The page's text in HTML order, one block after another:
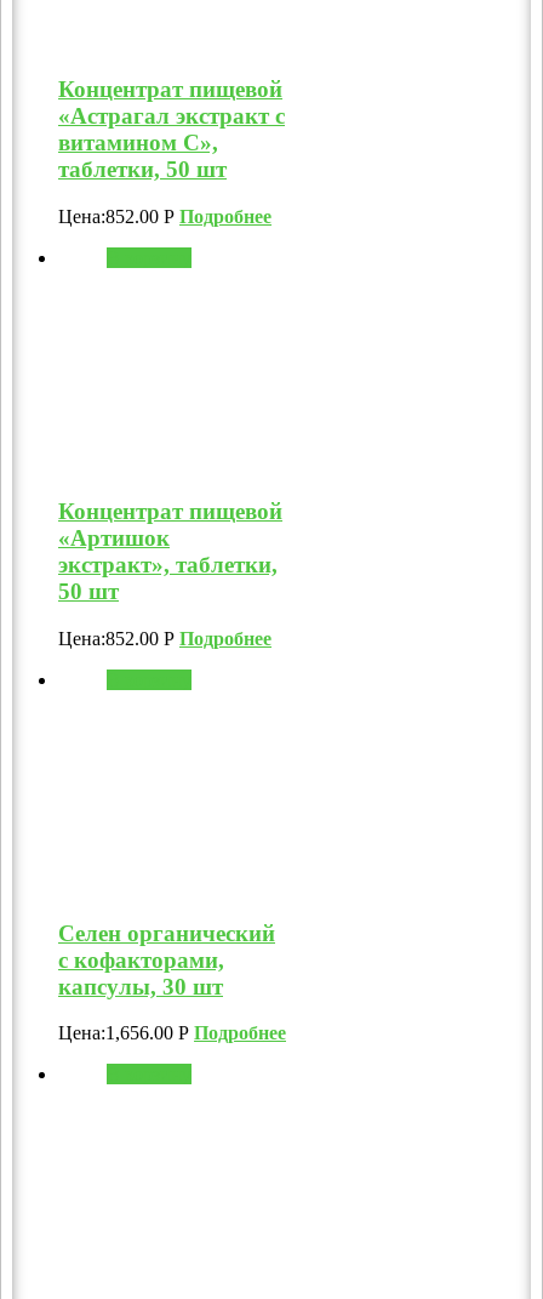
Концентрат пищевой
«Астрагал экстракт с
витамином C»,
таблетки, 50 шт
Цена:852.00 Р Подробнее
Концентрат пищевой
«Артишок
экстракт», таблетки,
50 шт
Цена:852.00 Р Подробнее
Селен органический
с кофакторами,
капсулы, 30 шт
Цена:1,656.00 Р Подробнее